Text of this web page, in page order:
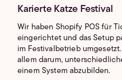
Karierte Katze Festival
Wir haben Shopify POS für
eingerichtet und das Setup
im Festivalbetrieb
allem darum,
einem System abzubilden.